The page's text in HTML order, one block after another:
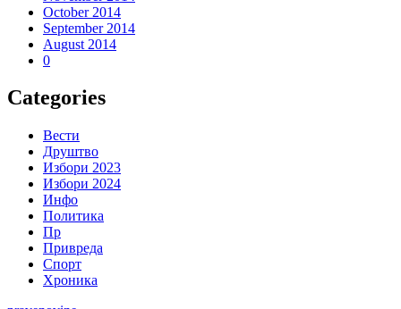
October 2014
September 2014
August 2014
0
Categories
Вести
Друштво
Избори 2023
Избори 2024
Инфо
Политика
Пр
Привреда
Спорт
Хроника